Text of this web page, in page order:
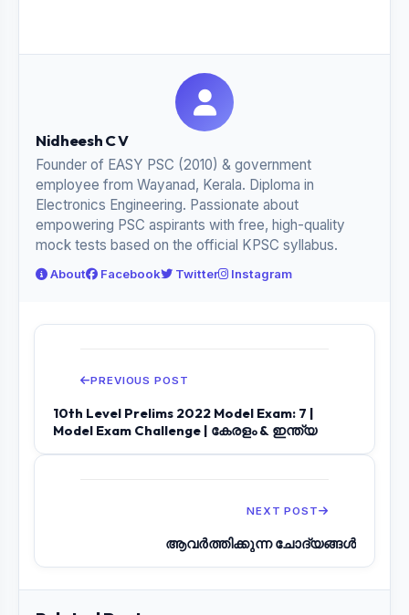
Nidheesh C V
Founder of EASY PSC (2010) & government
employee from Wayanad, Kerala. Diploma in
Electronics Engineering. Passionate about
empowering PSC aspirants with free, high-quality
mock tests based on the official KPSC syllabus.
About Facebook Twitter Instagram
PREVIOUS POST
10th Level Prelims 2022 Model Exam: 7 |
Model Exam Challenge | കേരളം & ഇന്ത്യ
NEXT POST
ആവർത്തിക്കുന്ന ചോദ്യങ്ങൾ